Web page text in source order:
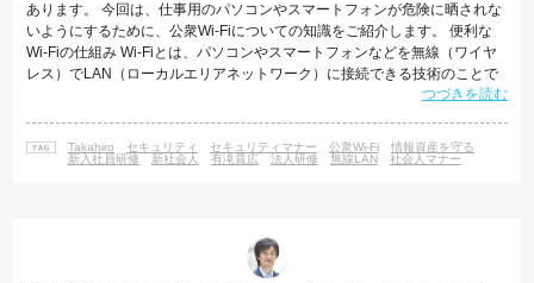
あります。 今回は、仕事用のパソコンやスマートフォンが危険に晒されな
いようにするために、公衆Wi-Fiについての知識をご紹介します。 便利な
Wi-Fiの仕組み Wi-Fiとは、パソコンやスマートフォンなどを無線（ワイヤ
レス）でLAN（ローカルエリアネットワーク）に接続できる技術のことで
す。 Wi-Fiを利用するためには、Wi-Fi機器と電波の送受信を行ってLANと
ている場合があります（無線LANスポット） これを利用すれば、駅などの
公共施設やカフェなどでインターネットを
つづきを読む
Takahiro セキュリティ セキュリティマナー 公衆Wi-Fi
情報資産を守る
新入社員研修
新社会人 有滝貴広 法人研修 無線LAN 社会人マナー